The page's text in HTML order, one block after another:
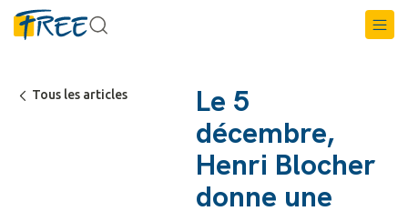
Tous les articles
Le 5
décembre,
Henri Blocher
donne une